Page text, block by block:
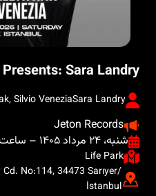
Sara Landry
Sara Landry
Silvio Venezia
Jeton Records
شنبه، ۲۴ مرداد ۱۴۰۵ – ساعت 16:00
Life Park
No:114, 34473 Sarıyer/
İstanbul